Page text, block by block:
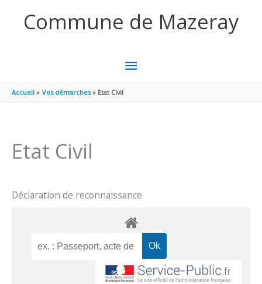
Commune de Mazeray
MENU
PRINCIPAL
Accueil Vos démarches Etat Civil
Etat Civil
Déclaration de reconnaissance